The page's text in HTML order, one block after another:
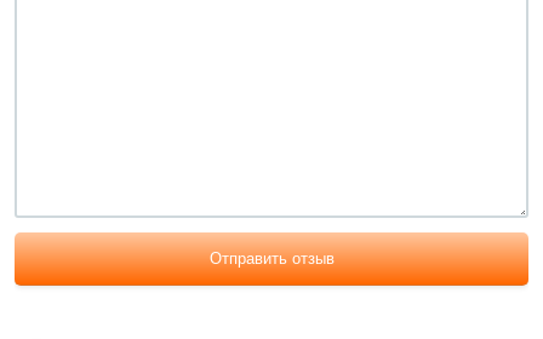
Отправить отзыв